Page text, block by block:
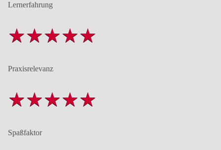
Lernerfahrung
Praxisrelevanz
Spaßfaktor